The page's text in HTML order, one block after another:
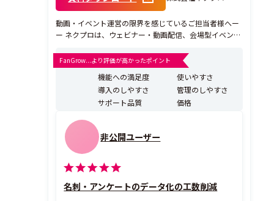
動画・イベント運営の限界を感じているご担当者様へー
ー ネクプロは、ウェビナー・動画配信、会場型イベント
型マーケティング支援プラットフォームです。 「ツール
が乱立して管理が大変」「配信後のフォローが追いつか
ず商談につながらない」といった課題を解決するため、
FanGrow...より評価が高かったポイント
機能への満足度
使いやすさ
導入のしやすさ
管理のしやすさ
サポート品質
価格
非公開ユーザー
名刺・アンケートのデータ化の工数削減